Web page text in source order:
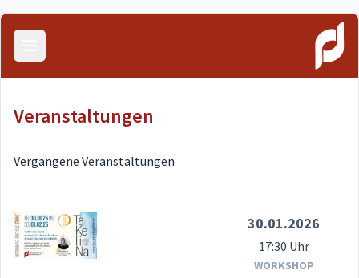
Menü öffnen
Veranstaltungen
Vergangene Veranstaltungen
30.01.2026
17:30 Uhr
WORKSHOP